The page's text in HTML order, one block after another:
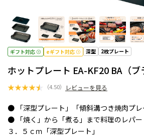
ギフト対応 eギフト対応 深型 2枚プレート
ホットプレート EA-KF20 BA（ブ
★★★★★ （4.50） レビューを見る
● 「深型プレート」「傾斜溝つき焼肉プ
● 「焼く」から「煮る」まで料理のレパ
３．５ｃｍ「深型プレート」